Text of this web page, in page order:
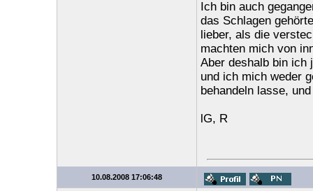
Ich bin auch
das Schlagen
lieber, als die
machten mich von
Aber deshalb bin ich
und ich mich weder
behandeln lasse,
lG, R
10.08.2008 17:06:48